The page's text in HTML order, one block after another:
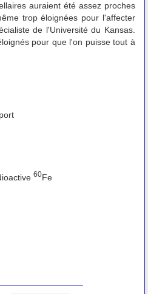
auraient été assez proches
trop éloignées pour l'affecter
de l'Université du Kansas.
pour que l'on puisse tout à
60Fe